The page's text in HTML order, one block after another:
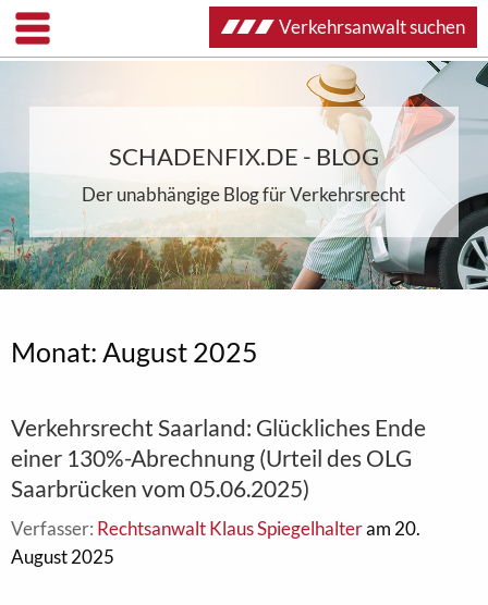
SCHADENFIX.DE - BLOG
Der unabhängige Blog für Verkehrsrecht
Monat: August 2025
Verkehrsrecht Saarland: Glückliches Ende
einer 130%-Abrechnung (Urteil des OLG
Saarbrücken vom 05.06.2025)
Verfasser: Rechtsanwalt Klaus Spiegelhalteram 20.
August 2025
Verkehrsanwalt suchen